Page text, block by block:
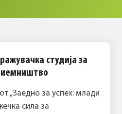
студија за
„Заедно за успех: млади
сила за